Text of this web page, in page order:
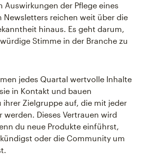
Auswirkungen der Pflege eines
Newsletters reichen weit über die
hinaus. Es geht darum,
Stimme in der Branche zu
jedes Quartal wertvolle Inhalte
in Kontakt und bauen
ihrer Zielgruppe auf, die mit jeder
werden. Dieses Vertrauen wird
du neue Produkte einführst,
oder die Community um